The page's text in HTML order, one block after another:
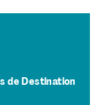
de Destination